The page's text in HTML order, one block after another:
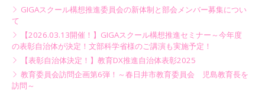
GIGAスクール構想推進委員会の新体制と部会メンバー募集につい
て
【2026.03.13開催！】GIGAスクール構想推進セミナー～今年度
の表彰自治体が決定！文部科学省様のご講演も実施予定！
【表彰自治体決定！】教育DX推進自治体表彰2025
教育委員会訪問企画第6弾！～春日井市教育委員会 児島教育長を
訪問～